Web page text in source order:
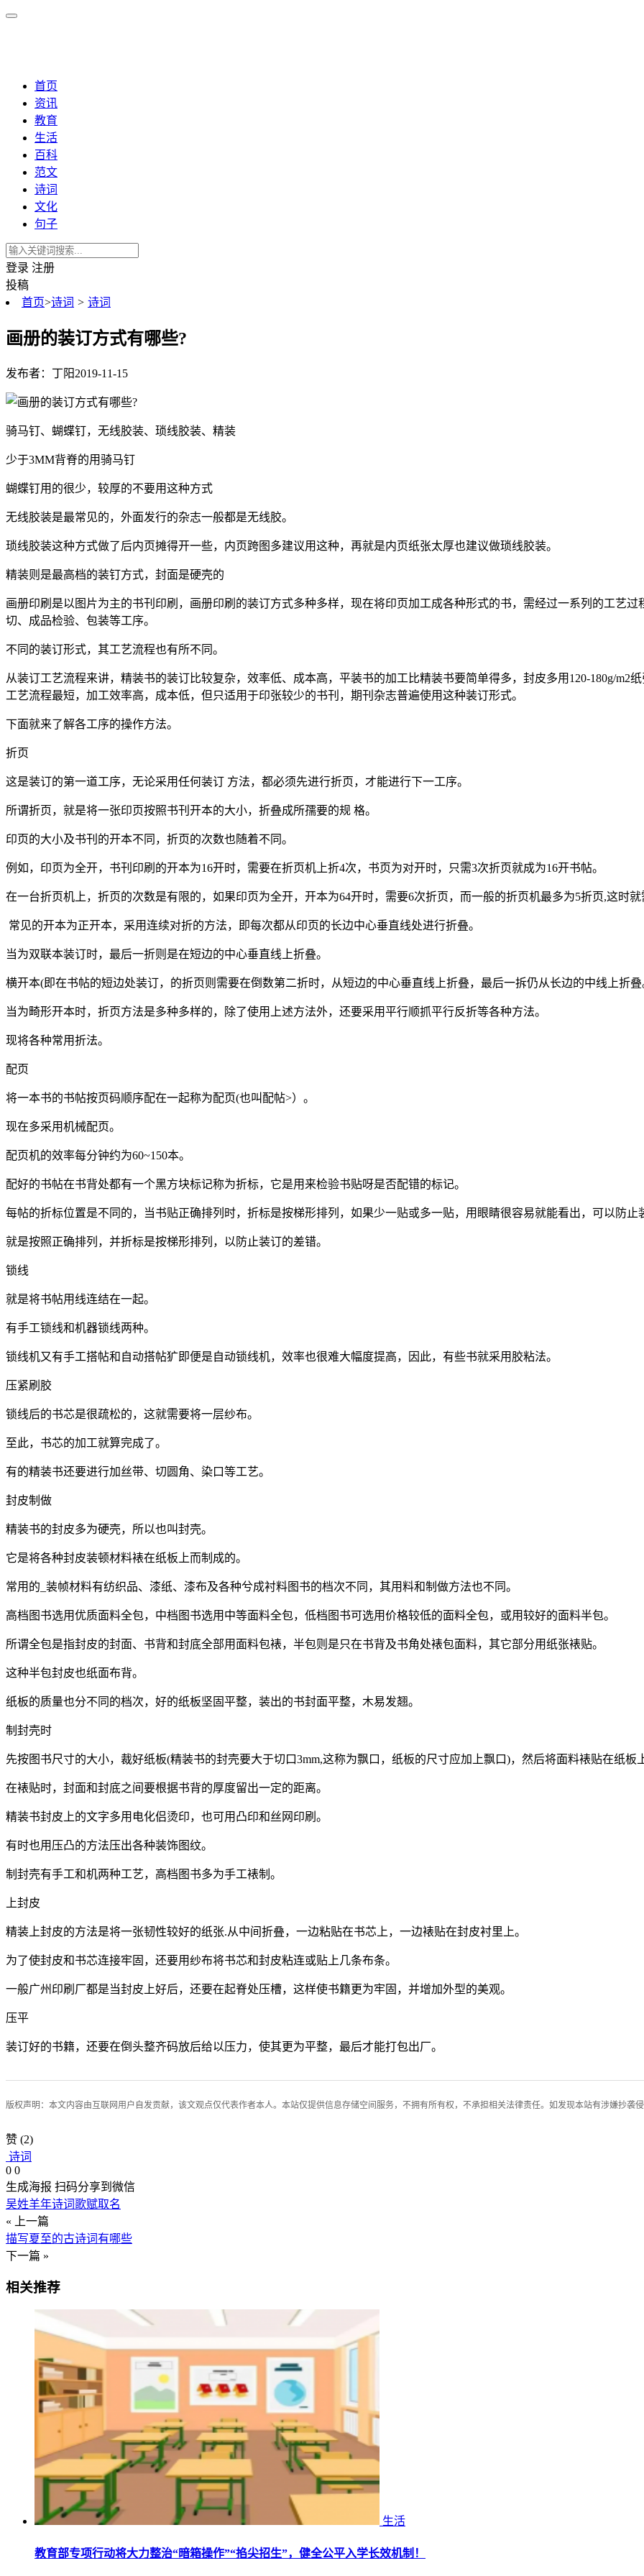
首页
资讯
教育
生活
百科
范文
诗词
文化
句子
登录 注册
投稿
首页>诗词 > 诗词
画册的装订方式有哪些?
发布者：丁阳2019-11-15
骑马钉、蝴蝶钉，无线胶装、琐线胶装、精装
少于3MM背脊的用骑马钉
蝴蝶钉用的很少，较厚的不要用这种方式
无线胶装是最常见的，外面发行的杂志一般都是无线胶。
琐线胶装这种方式做了后内页摊得开一些，内页跨图多建议用这种，再就是内页纸张太厚也建议做琐线胶装。
精装则是最高档的装钉方式，封面是硬壳的
画册印刷是以图片为主的书刊印刷，画册印刷的装订方式多种多样，现在将印页加工成各种形式的书，需经过一系列的工艺
切、成品检验、包装等工序。
不同的装订形式，其工艺流程也有所不同。
从装订工艺流程来讲，精装书的装订比较复杂，效率低、成本高，平装书的加工比精装书要简单得多，封皮多用120-180g/m2
工艺流程最短，加工效率高，成本低，但只适用于印张较少的书刊，期刊杂志普遍使用这种装订形式。
下面就来了解各工序的操作方法。
折页
这是装订的第一道工序，无论采用任何装订 方法，都必须先进行折页，才能进行下一工序。
所谓折页，就是将一张印页按照书刊开本的大小，折叠成所孺要的规 格。
印页的大小及书刊的开本不同，折页的次数也随着不同。
例如，印页为全开，书刊印刷的开本为16开时，需要在折页机上折4次，书页为对开时，只需3次折页就成为16开书帖。
在一台折页机上，折页的次数是有限的，如果印页为全开，开本为64开时，需要6次折页，而一般的折页机最多为5折页,这时
常见的开本为正开本，采用连续对折的方法，即每次都从印页的长边中心垂直线处进行折叠。
当为双联本装订时，最后一折则是在短边的中心垂直线上折叠。
横开本(即在书帖的短边处装订，的折页则需要在倒数第二折时，从短边的中心垂直线上折叠，最后一拆仍从长边的中线上折叠
当为畸形开本时，折页方法是多种多样的，除了使用上述方法外，还要采用平行顺抓平行反折等各种方法。
现将各种常用折法。
配页
将一本书的书帖按页码顺序配在一起称为配页(也叫配帖>）。
现在多采用机械配页。
配页机的效率每分钟约为60~150本。
配好的书帖在书背处都有一个黑方块标记称为折标，它是用来检验书贴呀是否配错的标记。
每帖的折标位置是不同的，当书贴正确排列时，折标是按梯形排列，如果少一贴或多一贴，用眼睛很容易就能看出，可以防止
就是按照正确排列，并折标是按梯形排列，以防止装订的差错。
锁线
就是将书帖用线连结在一起。
有手工锁线和机器锁线两种。
锁线机又有手工搭帖和自动搭帖犷即便是自动锁线机，效率也很难大幅度提高，因此，有些书就采用胶粘法。
压紧刷胶
锁线后的书芯是很疏松的，这就需要将一层纱布。
至此，书芯的加工就算完成了。
有的精装书还要进行加丝带、切圆角、染口等工艺。
封皮制做
精装书的封皮多为硬壳，所以也叫封壳。
它是将各种封皮装顿材料裱在纸板上而制成的。
常用的_装帧材料有纺织品、漆纸、漆布及各种兮成衬料图书的档次不同，其用料和制做方法也不同。
高档图书选用优质面料全包，中档图书选用中等面料全包，低档图书可选用价格较低的面料全包，或用较好的面料半包。
所谓全包是指封皮的封面、书背和封底全部用面料包裱，半包则是只在书背及书角处裱包面料，其它部分用纸张裱贴。
这种半包封皮也纸面布背。
纸板的质量也分不同的档次，好的纸板坚固平整，装出的书封面平整，木易发翘。
制封壳时
先按图书尺寸的大小，裁好纸板(精装书的封壳要大于切口3mm,这称为飘口，纸板的尺寸应加上飘口)，然后将面料裱贴在纸板
在裱贴时，封面和封底之间要根据书背的厚度留出一定的距离。
精装书封皮上的文字多用电化侣烫印，也可用凸印和丝网印刷。
有时也用压凸的方法压出各种装饰图纹。
制封壳有手工和机两种工艺，高档图书多为手工裱制。
上封皮
精装上封皮的方法是将一张韧性较好的纸张.从中间折叠，一边粘贴在书芯上，一边裱贴在封皮衬里上。
为了使封皮和书芯连接牢固，还要用纱布将书芯和封皮粘连或贴上几条布条。
一般广州印刷厂都是当封皮上好后，还要在起脊处压槽，这样使书籍更为牢固，并增加外型的美观。
压平
装订好的书籍，还要在倒头整齐码放后给以压力，使其更为平整，最后才能打包出厂。
版权声明：本文内容由互联网用户自发贡献，该文观点仅代表作者本人。本站仅提供信息存储空间服务，不拥有所有权，不承担相关法律责任。如发现本站有涉嫌抄袭
赞 (2)
诗词
0 0
生成海报 扫码分享到微信
吴姓羊年诗词歌赋取名
« 上一篇
描写夏至的古诗词有哪些
下一篇 »
相关推荐
生活
教育部专项行动将大力整治“暗箱操作”“掐尖招生”，健全公平入学长效机制！